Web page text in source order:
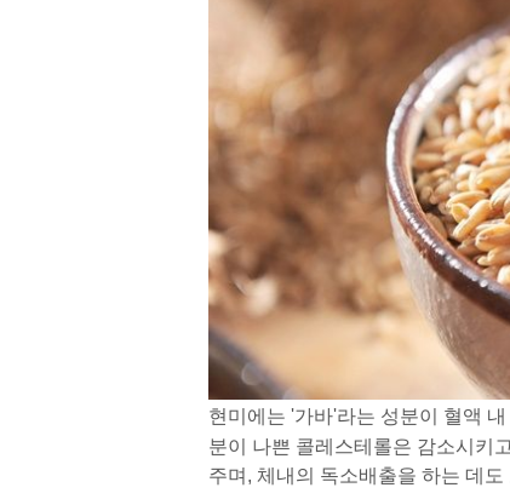
현미에는 '가바'라는 성분이 혈액
분이 나쁜 콜레스테롤은 감소시키
주며, 체내의 독소배출을 하는 데도